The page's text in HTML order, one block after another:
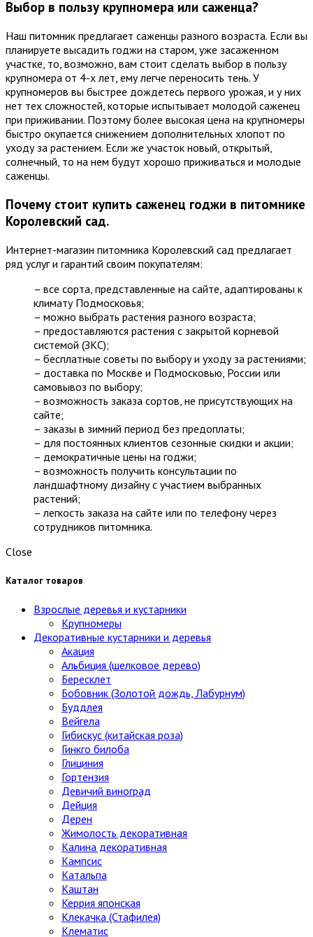
Выбор в пользу крупномера или саженца?
Наш питомник предлагает саженцы разного возраста. Если вы
планируете высадить годжи на старом, уже засаженном
участке, то, возможно, вам стоит сделать выбор в пользу
крупномера от 4-х лет, ему легче переносить тень. У
крупномеров вы быстрее дождетесь первого урожая, и у них
нет тех сложностей, которые испытывает молодой саженец
при приживании. Поэтому более высокая цена на крупномеры
быстро окупается снижением дополнительных хлопот по
уходу за растением. Если же участок новый, открытый,
солнечный, то на нем будут хорошо приживаться и молодые
саженцы.
Почему стоит купить саженец годжи в питомнике
Королевский сад.
Интернет-магазин питомника Королевский сад предлагает
ряд услуг и гарантий своим покупателям:
– все сорта, представленные на сайте, адаптированы к
климату Подмосковья;
– можно выбрать растения разного возраста;
– предоставляются растения с закрытой корневой
системой (ЗКС);
– бесплатные советы по выбору и уходу за растениями;
– доставка по Москве и Подмосковью, России или
самовывоз по выбору;
– возможность заказа сортов, не присутствующих на
сайте;
– заказы в зимний период без предоплаты;
– для постоянных клиентов сезонные скидки и акции;
– демократичные цены на годжи;
– возможность получить консультации по
ландшафтному дизайну с участием выбранных
растений;
– легкость заказа на сайте или по телефону через
сотрудников питомника.
Close
Каталог товаров
Взрослые деревья и кустарники
Крупномеры
Декоративные кустарники и деревья
Акация
Альбиция (шелковое дерево)
Бересклет
Бобовник (Золотой дождь, Лабурнум)
Буддлея
Вейгела
Гибискус (китайская роза)
Гинкго билоба
Глициния
Гортензия
Девичий виноград
Дейция
Дерен
Жимолость декоративная
Калина декоративная
Кампсис
Катальпа
Каштан
Керрия японская
Клекачка (Стафилея)
Клематис